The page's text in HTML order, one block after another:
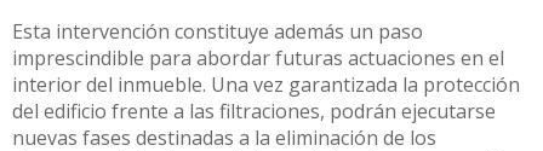
Esta intervención constituye además un paso
imprescindible para abordar futuras actuaciones en el
interior del inmueble. Una vez garantizada la protección
del edificio frente a las filtraciones, podrán ejecutarse
nuevas fases destinadas a la eliminación de los